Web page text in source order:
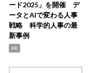
ード2025」を開催 デ
ータとAIで変わる人事
戦略 科学的人事の最
新事例
PR